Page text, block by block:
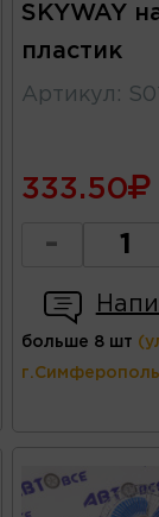
SKYWAY
пластик
Артикул :
333.50
-
больше 8 шт